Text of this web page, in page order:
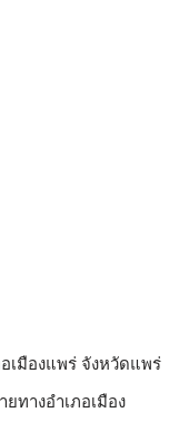
เมืองแพร่ จังหวัดแพร่
ทางอำเภอเมือง